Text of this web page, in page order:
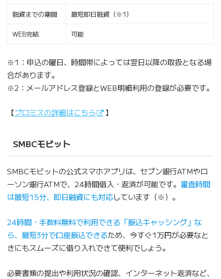
融資までの期間 最短即日融資（※1）
WEB完結 可能
※1：申込の曜日、時間帯によっては翌日以降の取扱となる場
合があります。
※2：メールアドレス登録とWEB明細利用の登録が必要です。
【プロミスの詳細はこちら 】
SMBCモビット
SMBCモビットの公式スマホアプリは、セブン銀行ATMやロ
ーソン銀行ATMで、24時間借入・返済が可能です。 審査時間
は最短15分、即日融資にも対応しています（※）。
24時間・手数料無料で利用できる「振込キャッシング」な
ら、最短3分で口座振込できるため、今すぐ1万円が必要なと
きにもスムーズに借り入れできて便利でしょう。
必要書類の提出や利用状況の確認、インターネット返済など、